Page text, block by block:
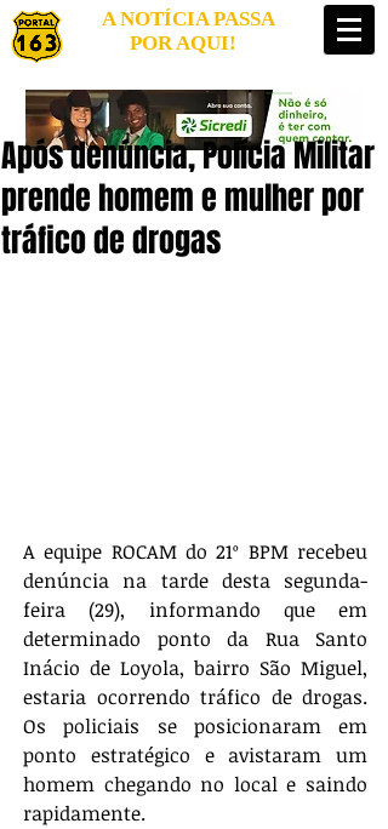
A NOTÍCIA PASSA
POR AQUI!
Após denúncia, Polícia Militar
prende homem e mulher por
tráfico de drogas
A equipe ROCAM do 21º BPM recebeu
denúncia na tarde desta segunda-
feira (29), informando que em
determinado ponto da Rua Santo
Inácio de Loyola, bairro São Miguel,
estaria ocorrendo tráfico de drogas.
Os policiais se posicionaram em
ponto estratégico e avistaram um
homem chegando no local e saindo
rapidamente.